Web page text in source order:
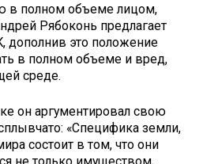
в полном объеме лицом,
Рябоконь предлагает
дополнив это положение
в полном объеме и вред,
среде.
он аргументировал свою
«Специфика земли,
состоит в том, что они
не только имуществом,